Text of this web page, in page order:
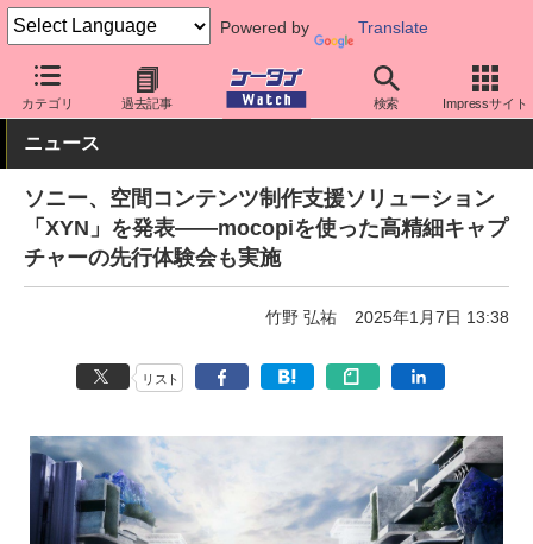
Powered by Translate
カテゴリ 過去記事 検索 Impressサイト
ケータイ Watch 周辺機器/アクセサリー その他
ニュース
ソニー、空間コンテンツ制作支援ソリューション
「XYN」を発表――mocopiを使った高精細キャプ
チャーの先行体験会も実施
竹野 弘祐 2025年1月7日 13:38
リスト